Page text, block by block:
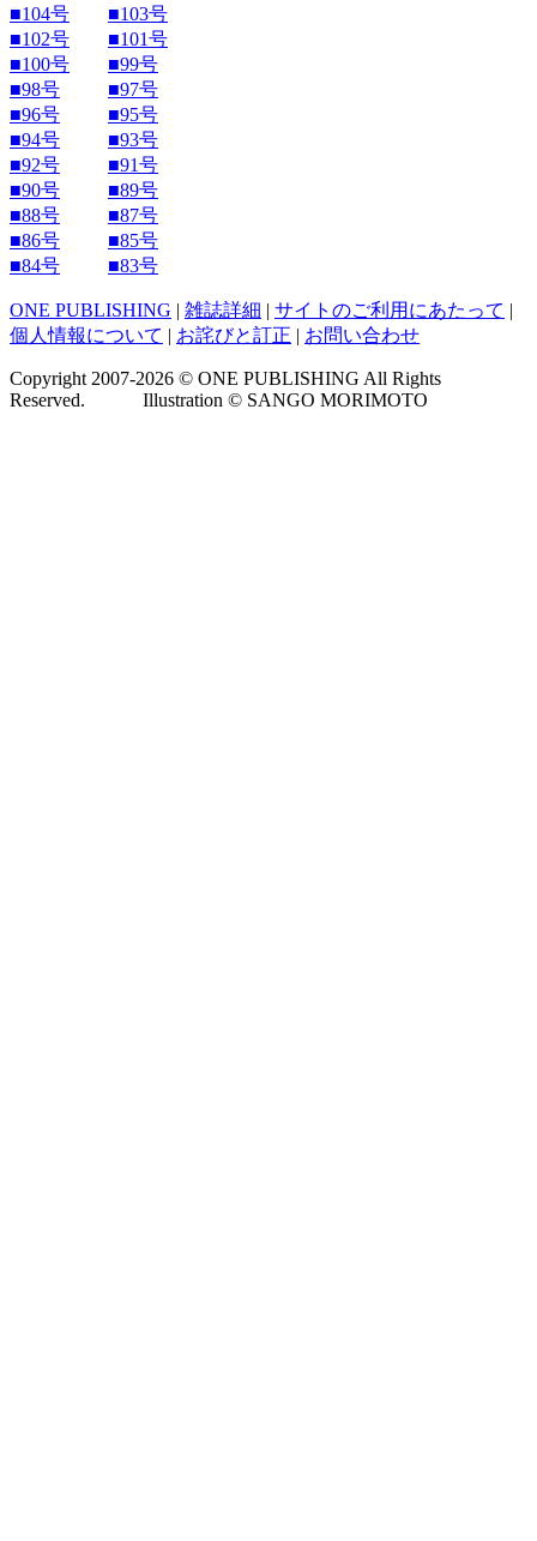
■104号
■103号
■102号
■101号
■100号
■99号
■98号
■97号
■96号
■95号
■94号
■93号
■92号
■91号
■90号
■89号
■88号
■87号
■86号
■85号
■84号
■83号
ONE PUBLISHING | 雑誌詳細 | サイトのご利用にあたって |
個人情報について | お詫びと訂正 | お問い合わせ
Copyright 2007-2026 © ONE PUBLISHING All Rights
Reserved. Illustration © SANGO MORIMOTO